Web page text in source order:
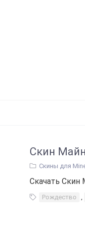
Скин
Скины для
Скачать Скин
Рождество ,